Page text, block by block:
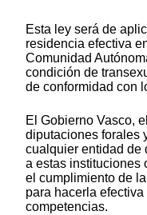
Esta ley será de
residencia efectiva
Comunidad
condición de
de conformidad con
El Gobierno Vasco,
diputaciones forales
cualquier entidad de
a estas instituciones
el cumplimiento de
para hacerla
competencias.